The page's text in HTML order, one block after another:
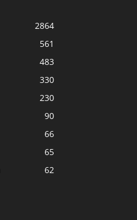
2864
561
483
330
230
90
66
65
62